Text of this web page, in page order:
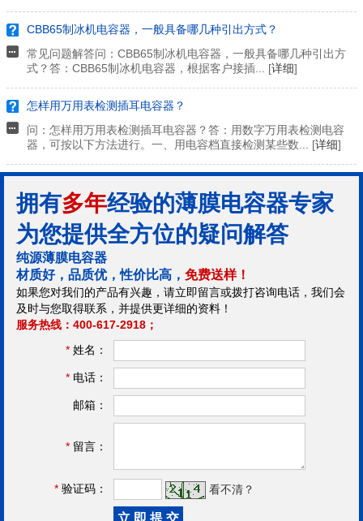
CBB65制冰机电容器，一般具备哪几种引出方式？
常见问题解答问：CBB65制冰机电容器，一般具备哪几种引出方
式？答：CBB65制冰机电容器，根据客户接插... [详细]
怎样用万用表检测插耳电容器？
问：怎样用万用表检测插耳电容器？答：用数字万用表检测电容
器，可按以下方法进行。一、用电容档直接检测某些数... [详细]
拥有多年经验的薄膜电容器专家
为您提供全方位的疑问解答
纯源薄膜电容器
材质好，品质优，性价比高， 免费送样！
如果您对我们的产品有兴趣，请立即留言或拨打咨询电话，我们会
及时与您取得联系，并提供更详细的资料！
服务热线：400-617-2918；
* 姓名：
* 电话：
邮箱：
* 留言：
* 验证码： 看不清？